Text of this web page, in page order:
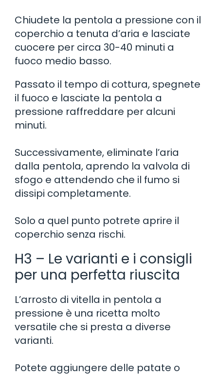
Chiudete la pentola a pressione con il
coperchio a tenuta d’aria e lasciate
cuocere per circa 30-40 minuti a
fuoco medio basso.
Passato il tempo di cottura, spegnete
il fuoco e lasciate la pentola a
pressione raffreddare per alcuni
minuti.
Successivamente, eliminate l’aria
dalla pentola, aprendo la valvola di
sfogo e attendendo che il fumo si
dissipi completamente.
Solo a quel punto potrete aprire il
coperchio senza rischi.
H3 – Le varianti e i consigli
per una perfetta riuscita
L’arrosto di vitella in pentola a
pressione è una ricetta molto
versatile che si presta a diverse
varianti.
Potete aggiungere delle patate o